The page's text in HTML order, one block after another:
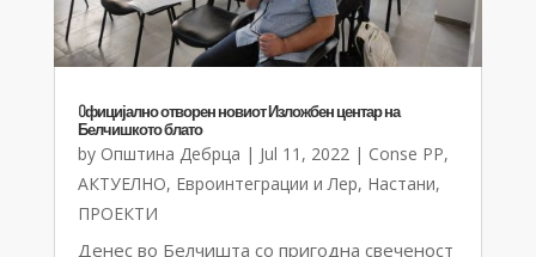
Oфицијално отворен новиот Изложбен центар на
Белчишкото блато
by Општина Дебрца | Jul 11, 2022| Conse PP,
АКТУЕЛНО, Евроинтеграции и Лер, Настани,
ПРОЕКТИ
Денес во Белчишта со пригодна свеченост